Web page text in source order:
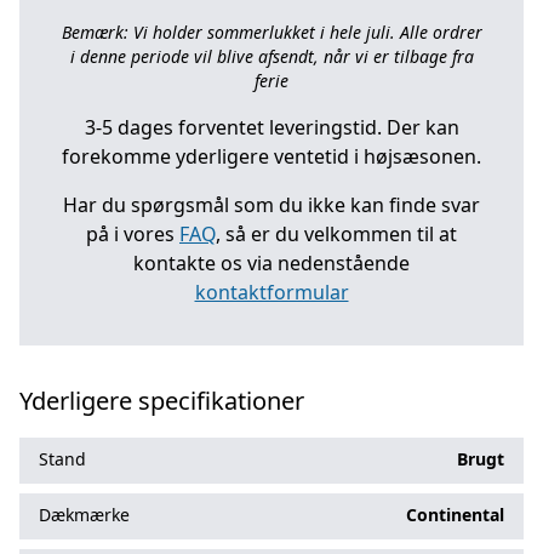
Bemærk: Vi holder sommerlukket i hele juli. Alle ordrer
i denne periode vil blive afsendt, når vi er tilbage fra
ferie
3-5 dages forventet leveringstid. Der kan
forekomme yderligere ventetid i højsæsonen.
Har du spørgsmål som du ikke kan finde svar
på i vores FAQ, så er du velkommen til at
kontakte os via nedenstående
kontaktformular
Yderligere specifikationer
Stand Brugt
Dækmærke Continental